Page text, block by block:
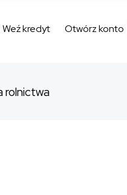
Weź kredyt Otwórz konto
rolnictwa